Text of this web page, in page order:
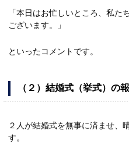
「本日はお忙しいところ、私た
ございます。」
といったコメントです。
（２）結婚式（挙式）の
２人が結婚式を無事に済ませ、
す。